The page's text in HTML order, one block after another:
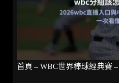
首頁 – WBC世界棒球經典賽–